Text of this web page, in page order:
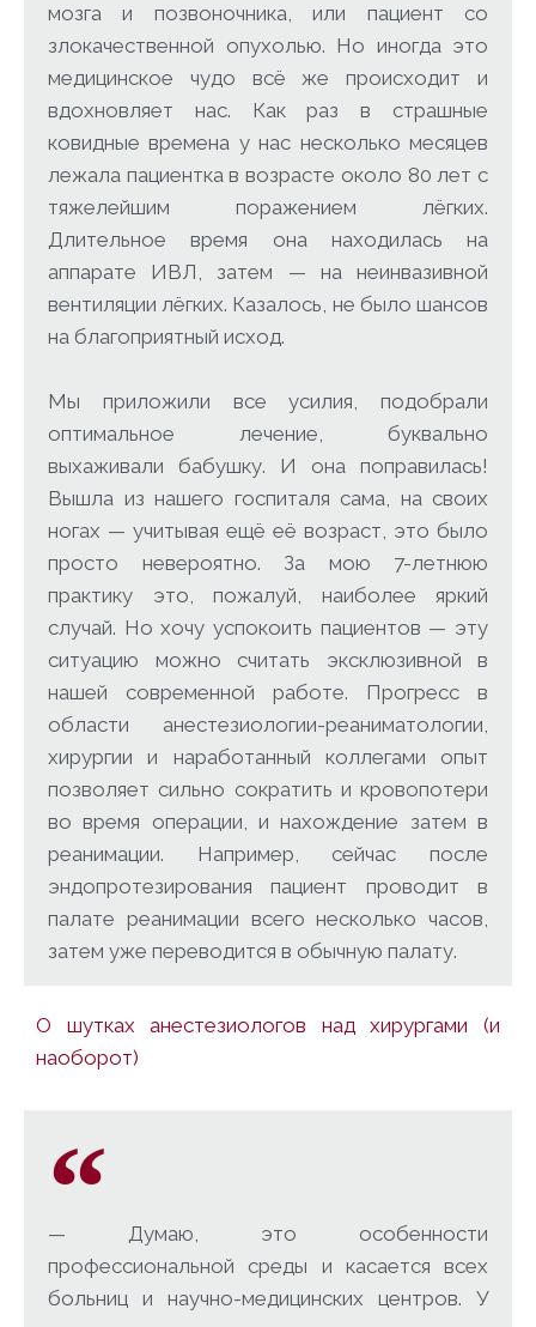
мозга и позвоночника, или пациент со
злокачественной опухолью. Но иногда это
медицинское чудо всё же происходит и
вдохновляет нас. Как раз в страшные
ковидные времена у нас несколько месяцев
лежала пациентка в возрасте около 80 лет с
тяжелейшим поражением лёгких.
Длительное время она находилась на
аппарате ИВЛ, затем — на неинвазивной
вентиляции лёгких. Казалось, не было шансов
на благоприятный исход.
Мы приложили все усилия, подобрали
оптимальное лечение, буквально
выхаживали бабушку. И она поправилась!
Вышла из нашего госпиталя сама, на своих
ногах — учитывая ещё её возраст, это было
просто невероятно. За мою 7-летнюю
практику это, пожалуй, наиболее яркий
случай. Но хочу успокоить пациентов — эту
ситуацию можно считать эксклюзивной в
нашей современной работе. Прогресс в
области анестезиологии-реаниматологии,
хирургии и наработанный коллегами опыт
позволяет сильно сократить и кровопотери
во время операции, и нахождение затем в
реанимации. Например, сейчас после
эндопротезирования пациент проводит в
палате реанимации всего несколько часов,
затем уже переводится в обычную палату.
О шутках анестезиологов над хирургами (и
наоборот)
— Думаю, это особенности
профессиональной среды и касается всех
больниц и научно-медицинских центров. У